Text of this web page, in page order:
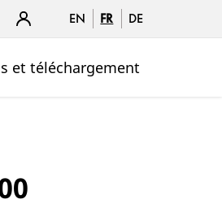
EN FR DE
et téléchargement